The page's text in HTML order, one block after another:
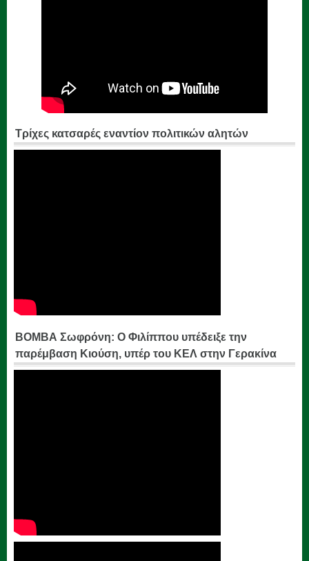
Τρίχες κατσαρές εναντίον πολιτικών αλητών
ΒΟΜΒΑ Σωφρόνη: Ο Φιλίππου υπέδειξε την
παρέμβαση Κιούση, υπέρ του ΚΕΛ στην Γερακίνα